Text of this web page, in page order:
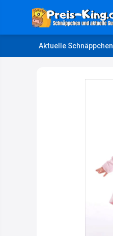
Aktuelle Schnäppchen